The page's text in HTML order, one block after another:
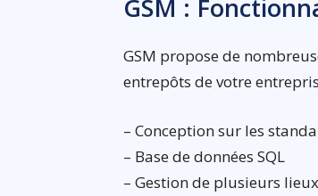
GSM :
GSM propose de
entrepôts de votre
– Conception sur les
– Base de données SQL
– Gestion de plusieurs